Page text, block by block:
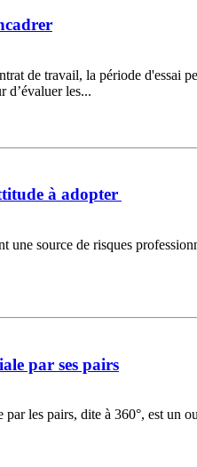
de travail, la période d'essai
d’évaluer les...
à adopter
une source de risques
par ses pairs
les pairs, dite à 360°, est un